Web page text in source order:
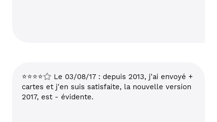
⭐⭐⭐⭐
Le 03/08/17 : depuis 2013, j'ai envoyé +
cartes et j'en suis satisfaite, la nouvelle version
2017, est - évidente.